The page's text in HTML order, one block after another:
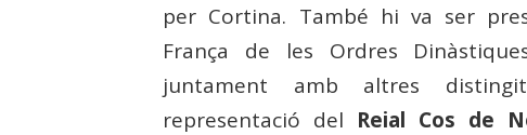
per Cortina. També hi va ser
França de les Ordres
juntament amb altres
representació del Reial Cos de